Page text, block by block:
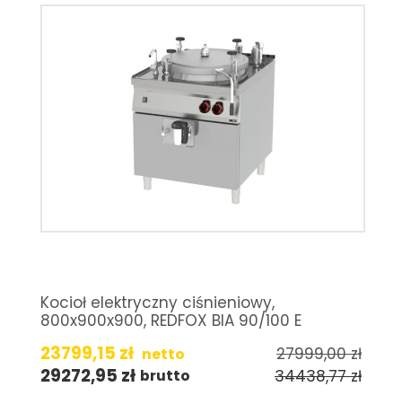
Kocioł elektryczny ciśnieniowy,
800x900x900, REDFOX BIA 90/100 E
23799,15 zł netto 27999,00zł
29272,95 zł brutto 34438,77zł